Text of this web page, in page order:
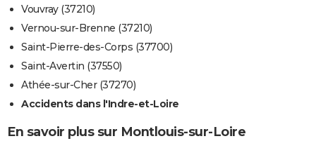
Vouvray (37210)
Vernou-sur-Brenne (37210)
Saint-Pierre-des-Corps (37700)
Saint-Avertin (37550)
Athée-sur-Cher (37270)
Accidents dans l'Indre-et-Loire
En savoir plus sur Montlouis-sur-Loire